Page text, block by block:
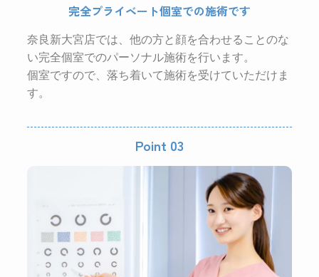
完全プライベート個室での施術です
奈良新大宮店では、他の方と顔を合わせることのな
い完全個室でのパーソナル施術を行います。
個室ですので、落ち着いて施術を受けていただけま
す。
Point 03